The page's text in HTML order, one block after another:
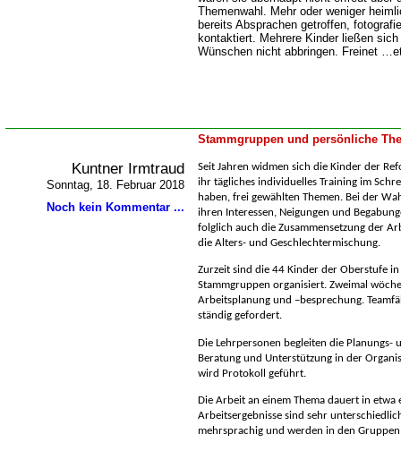
Themenwahl. Mehr oder weniger
bereits Absprachen getroffen,
kontaktiert. Mehrere Kinder ließen
Wünschen nicht abbringen. Freinet
Stammgruppen und persönliche
Kuntner Irmtraud
Sonntag, 18. Februar 2018
Noch kein Kommentar ...
Seit Jahren widmen sich die Kinder der
ihr tägliches individuelles Training im
haben, frei gewählten Themen. Bei der
ihren Interessen, Neigungen und
folglich auch die Zusammensetzung der
die Alters- und Geschlechtermischung.
Zurzeit sind die 44 Kinder der Oberstufe
Stammgruppen organisiert. Zweimal
Arbeitsplanung und –besprechung.
ständig gefordert.
Die Lehrpersonen begleiten die Planungs-
Beratung und Unterstützung in der
wird Protokoll geführt.
Die Arbeit an einem Thema dauert in etwa
Arbeitsergebnisse sind sehr
mehrsprachig und werden in den